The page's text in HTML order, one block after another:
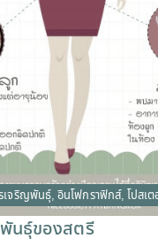
เจริญพันธุ์,อินโฟกราฟิกส์,โปสเ
พันธุ์ของสตรี